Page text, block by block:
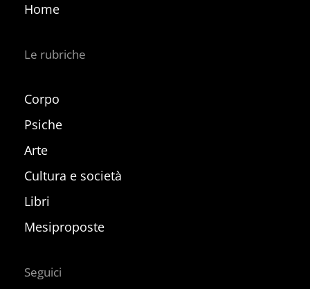
Home
Le rubriche
Corpo
Psiche
Arte
Cultura e società
Libri
Mesiproposte
Seguici